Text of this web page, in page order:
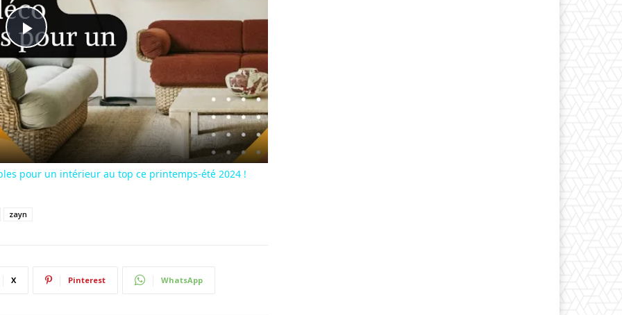
Play
Video
pour un intérieur au top ce printemps-été 2024 !
zayn
X Pinterest WhatsApp